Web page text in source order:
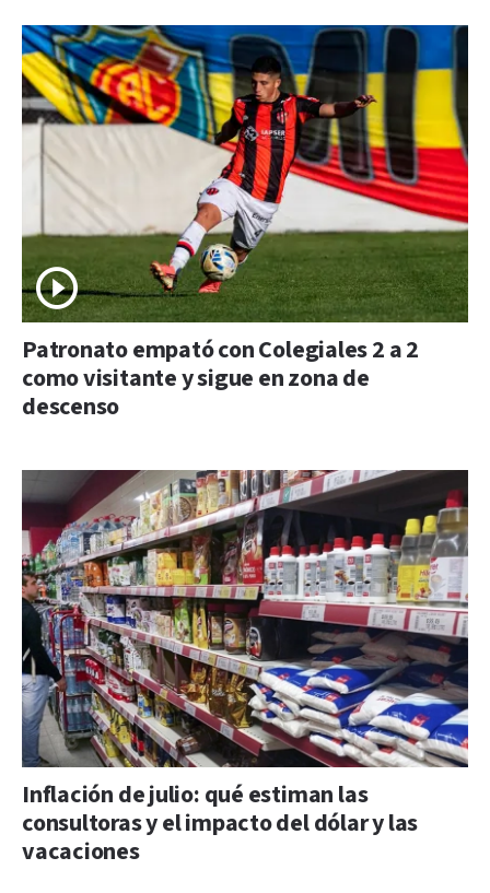
Patronato empató con Colegiales 2 a 2
como visitante y sigue en zona de
descenso
Inflación de julio: qué estiman las
consultoras y el impacto del dólar y las
vacaciones